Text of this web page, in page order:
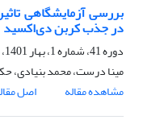
بررسی آزمایشگاهی
در جذب کربن دی‌اکسید
دوره 41، شماره 1، بهار 1401، صفحه
مینا درست، محمد بنیادی،
مشاهده مقاله
اصل